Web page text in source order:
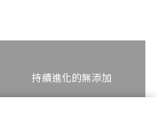
持續進化的無添加